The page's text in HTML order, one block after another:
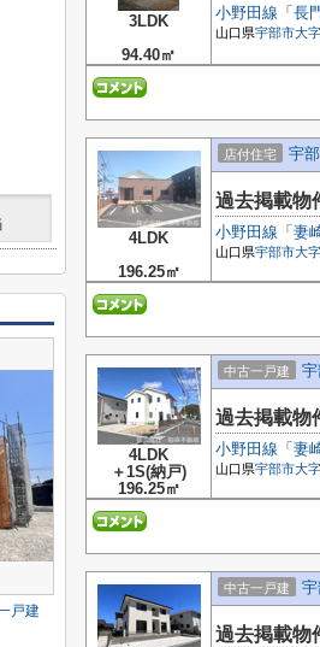
3LDK
94.40㎡
小野田線 「 長
山口県宇部市大
4LDK
196.25㎡
店付住宅 宇
過去掲載物
小野田線 「 妻
山口県宇部市大
4LDK
＋1S(納戸)
196.25㎡
中古一戸建
過去掲載物
小野田線 「 妻
山口県宇部市大
中古一戸建
過去掲載物
戸建